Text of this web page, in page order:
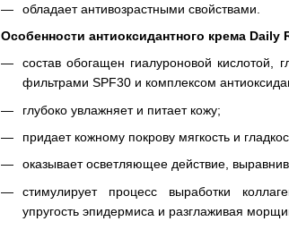
обладает антивозрастными свойствами.
Особенности антиоксидантного крема Daily
состав обогащен гиалуроновой
фильтрами SPF30 и комплексом
глубоко увлажняет и питает кожу;
придает кожному покрову мягкость и
оказывает осветляющее действие,
стимулирует процесс выработки
упругость эпидермиса и разглаживая